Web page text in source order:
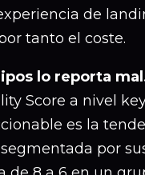
de
tanto el coste.
lo reporta
Score a nivel
es la
por